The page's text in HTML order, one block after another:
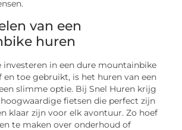
van een
huren
investeren in een dure mountainbike
en toe gebruikt, is het huren van een
slimme optie. Bij Snel Huren krijg
fietsen die perfect zijn
klaar zijn voor elk avontuur. Zo hoef
te maken over onderhoud of